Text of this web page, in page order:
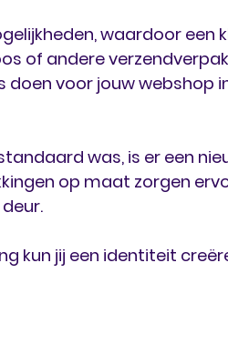
waardoor een
of andere
doen voor jouw webshop
was, is er een
op maat zorgen
kun jij een identiteit